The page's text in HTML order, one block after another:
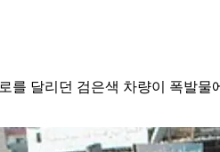
를 달리던 검은색 차량이 폭발